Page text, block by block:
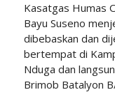
Kasatgas Humas
Bayu Suseno
dibebaskan dan
bertempat di
Nduga dan
Brimob Batalyon